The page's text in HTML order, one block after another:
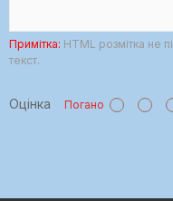
Примітка: HTML розмітка не
текст.
Оцінка Погано